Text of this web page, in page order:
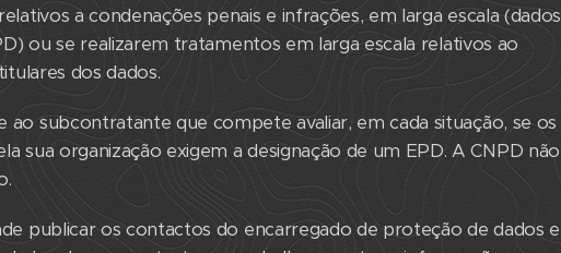
a condenações penais e infrações, em larga escala (dados
ou se realizarem tratamentos em larga escala relativos ao
dos dados.
subcontratante que compete avaliar, em cada situação, se os
sua organização exigem a designação de um EPD. A CNPD não
publicar os contactos do encarregado de proteção de dados e